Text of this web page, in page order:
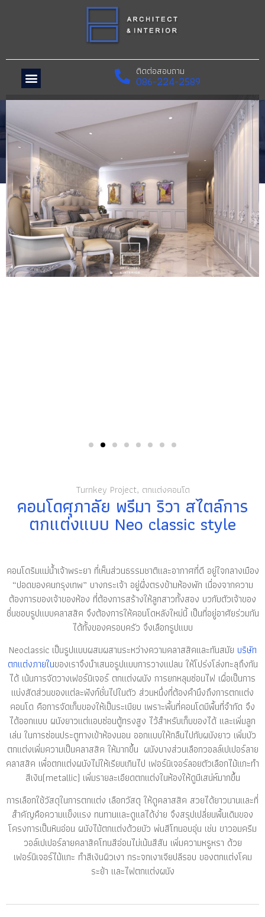
ติดต่อสอบถาม
086-224-2589
Turnkey Project, ตกแต่งคอนโด
คอนโดศุภาลัย พรีมา ริวา สไตล์การ
ตกแต่งแบบ Neo classic style
คอนโดริมแม่น้ำเจ้าพระยา ที่เห็นส่วนธรรมชาติและอากาศที่ดี อยู่ใจกลางเมือง
“ปอดของคนกรุงเทพ” บางกระเจ้า อยู่ฝั่งตรงข้ามห้องพัก เนื่องจากความ
ต้องการของเจ้าของห้อง ที่ต้องการสร้างให้ลูกสาวทั้งสอง บวกับตัวเจ้าของ
ชื่นชอบรูปแบบคลาสสิค จึงต้องการให้คอนโดหลังใหม่นี้ เป็นที่อยู่อาศัยร่วมกัน
ได้ทั้งของครอบครัว จึงเลือกรูปแบบ
Neoclassic เป็นรูปแบบผสมผสานระหว่างความคลาสสิคและทันสมัย บริษัท
ตกแต่งภายในของเราจึงนำเสนอรูปแบบการวางแปลน ให้โปร่งโล่งทะลุถึงกัน
ได้ เน้นการจัดวางเฟอร์นิเจอร์ ตกแต่งผนัง การยกหลุมซ่อนไฟ เผื่อเป็นการ
แบ่งสัดส่วนของแต่ละฟังก์ชั่นไปในตัว ส่วนหนึ่งที่ต้องคำนึงถึงการตกแต่ง
คอนโด คือการจัดเก็บของให้เป็นระเบียบ เพราะพื้นที่คอนโดมีพื้นที่จำกัด จึง
ได้ออกแบบ ผนังยาวแต่แอบซ่อนตู้ทรงสูง ไว้สำหรับเก็บของได้ และเพิ่มลูก
เล่น ในการซ่อนประตูทางเข้าห้องนอน ออกแบบให้กลืนไปกับผนังยาว เพิ่มบัว
ตกแต่งเพิ่มความเป็นคลาสสิค ให้มากขึ้น ผนังบางส่วนเลือกวอลล์เปเปอร์ลาย
คลาสสิค เพื่อตกแต่งผนังไม่ให้เรียบเกินไป เฟอร์นิเจอร์ลอยตัวเลือกไม้แกะทำ
สีเงิน(metallic) เพิ่มรายละเอียดตกแต่งในห้องให้ดูมีเสน่ห์มากขึ้น
การเลือกใช้วัสดุในการตกแต่ง เลือกวัสดุ ให้ดูคลาสสิค สวยได้ยาวนานและที่
สำคัญคือความแข็งแรง ทนทานและดูแลได้ง่าย จึงสรุปเปลี่ยนพื้นเดิมของ
โครงการเป็นหินอ่อน ผนังไม้ตกแต่งด้วยบัว พ่นสีโทนอบอุ่น เช่น ขาวอมครีม
วอล์เปเปอร์ลายคลาสิคโทนสีอ่อนไม่เน้นสีสัน เพิ่มความหรูหรา ด้วย
เฟอร์นิเจอร์ไม้แกะ ทำสีเงินผิวเงา กระจกเงาเจียปลีรอบ ของตกแต่งโคม
ระย้า และไฟตกแต่งผนัง